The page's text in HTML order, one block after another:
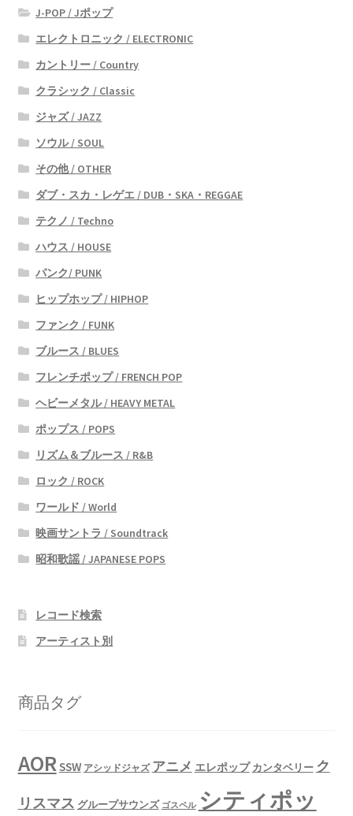
J-POP / Jポップ
エレクトロニック / ELECTRONIC
カントリー / Country
クラシック / Classic
ジャズ / JAZZ
ソウル / SOUL
その他 / OTHER
ダブ・スカ・レゲエ / DUB・SKA・REGGAE
テクノ / Techno
ハウス / HOUSE
パンク/ PUNK
ヒップホップ / HIPHOP
ファンク / FUNK
ブルース / BLUES
フレンチポップ / FRENCH POP
ヘビーメタル / HEAVY METAL
ポップス / POPS
リズム＆ブルース / R&B
ロック / ROCK
ワールド / World
映画サントラ / Soundtrack
昭和歌謡 / JAPANESE POPS
レコード検索
アーティスト別
商品タグ
AORSSW アシッドジャズ アニメ エレポップ カンタベリー ク
リスマス グループサウンズ ゴスペル シティポッ